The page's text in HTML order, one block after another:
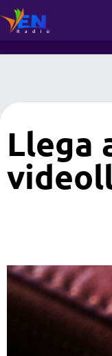
Llega